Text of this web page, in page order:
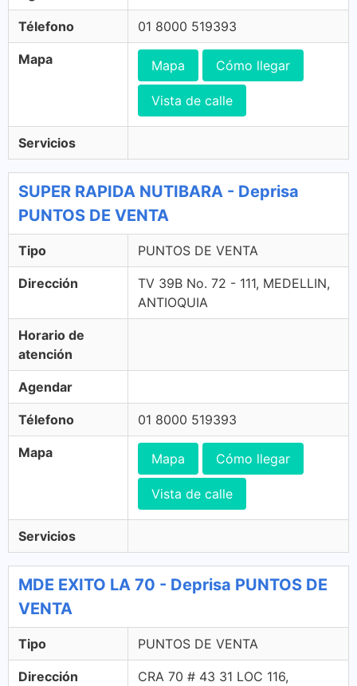
Télefono 01 8000 519393
Mapa Mapa Cómo llegar
Vista de calle
Servicios
SUPER RAPIDA NUTIBARA - Deprisa
PUNTOS DE VENTA
Tipo PUNTOS DE VENTA
Dirección
TV 39B No. 72 - 111, MEDELLIN,
ANTIOQUIA
Horario de
atención
Agendar
Télefono 01 8000 519393
Mapa Mapa Cómo llegar
Vista de calle
Servicios
MDE EXITO LA 70 - Deprisa PUNTOS DE
VENTA
Tipo PUNTOS DE VENTA
Dirección
CRA 70 # 43 31 LOC 116,